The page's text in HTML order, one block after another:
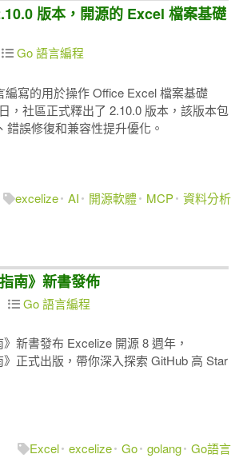
版本，開源的 Excel 檔案基礎
Go 語言編程
編寫的用於操作 Office Excel 檔案基礎
，社區正式釋出了 2.10.0 版本，該版本包
錯誤修復和兼容性提升優化。
excelize AI 開源軟體 MCP 資料分析
南》新書發佈
Go 語言編程
》新書發布 Excelize 開源 8 週年，
》正式出版，帶你深入探索 GitHub 高 Star
Excel excelize Go golang Go語言